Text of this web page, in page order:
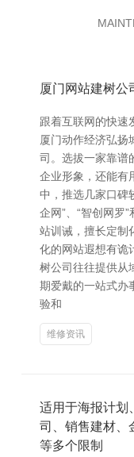
厦门网站建树公
跟着互联网的快速
厦门动作经济弘扬
司。选拔一家靠谱
企业形象，还能有
中，推选几家口碑
企网”、“智创网罗
站训诫，擅长定制
化的网站遐想有诡
树公司往往提供从
期爱戴的一站式办
验和
维修资讯
适用于海报计划
司、销售建材、
等多个限制